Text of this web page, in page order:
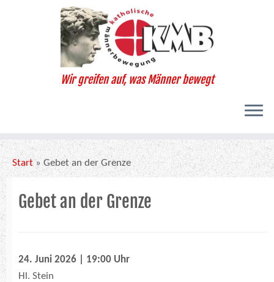
Wir greifen auf, was Männer bewegt
Start » Gebet an der Grenze
Gebet an der Grenze
24. Juni 2026 | 19:00 Uhr
Hl. Stein